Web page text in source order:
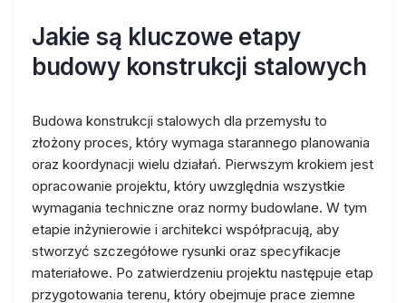
Jakie są kluczowe etapy
budowy konstrukcji stalowych
Budowa konstrukcji stalowych dla przemysłu to
złożony proces, który wymaga starannego planowania
oraz koordynacji wielu działań. Pierwszym krokiem jest
opracowanie projektu, który uwzględnia wszystkie
wymagania techniczne oraz normy budowlane. W tym
etapie inżynierowie i architekci współpracują, aby
stworzyć szczegółowe rysunki oraz specyfikacje
materiałowe. Po zatwierdzeniu projektu następuje etap
przygotowania terenu, który obejmuje prace ziemne